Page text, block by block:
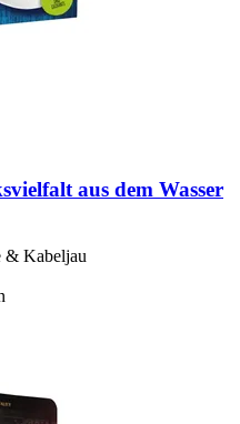
aus dem Wasser
& Kabeljau